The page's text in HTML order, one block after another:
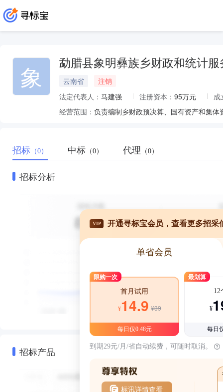
象 勐腊县象明彝族乡财政和统计服
云南省
注销
法定代表人： 马建强 注册资本： 95万元
成
经营范围：
招标 （0） 中标 （0） 代理 （0）
招标分析
招标产品
VIP 开通寻标宝会员，查看更多招采
单省会员
限购一次
首月试用
¥14.9 ¥39
每日仅0.48元
最划算
12
¥
每日
到期29元/月/省自动续费，可随时取消。
标讯详情查看